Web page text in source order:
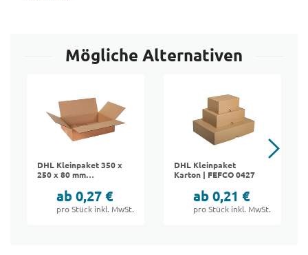
Mögliche Alternativen
DHL Kleinpaket 350 x
250 x 80 mm
ab 0,27 €
pro Stück inkl. MwSt.
DHL Kleinpaket
Karton | FEFCO 0427
ab 0,21 €
pro Stück inkl. MwSt.